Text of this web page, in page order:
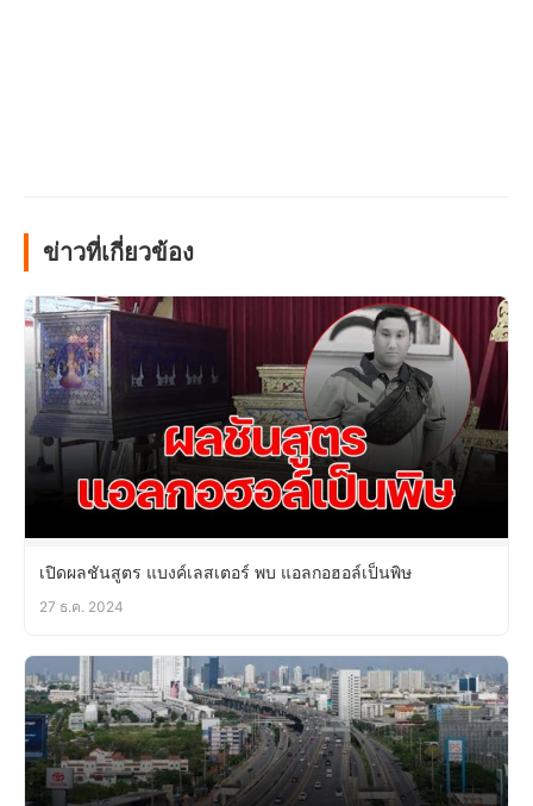
ข่าวที่เกี่ยวข้อง
เปิดผลชันสูตร แบงค์เลสเตอร์ พบ แอลกอฮอล์เป็นพิษ
27 ธ.ค. 2024